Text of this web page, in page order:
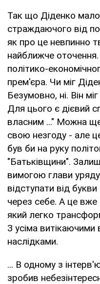
Так що Діденко
страждаючого від
як про це невпинно
найближче
політико-
прем'єра. Чи міг
Безумовно, ні. Він
Для цього є дієвий
власним ..." Можна
свою незгоду - але
був би на руку
"Батьківщини".
вимогою глави
відступати від
через себе. А це вже
який легко
З усіма
наслідками.
... В одному з
зробив